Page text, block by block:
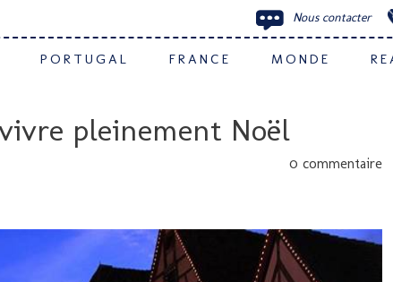
Nous contacter
PORTUGAL FRANCE MONDE
pleinement Noël
0 commentaire